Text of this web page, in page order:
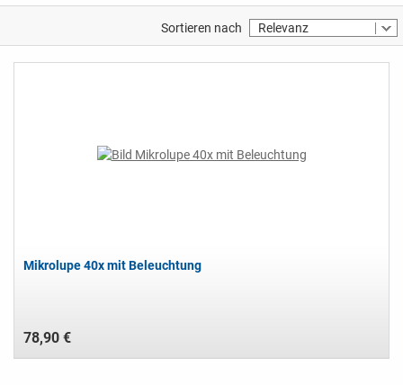
Sortieren nach Relevanz
Mikrolupe 40x mit Beleuchtung
78,90 €